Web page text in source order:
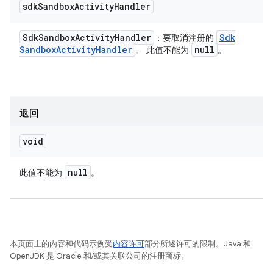
sdkSandboxActivityHandler
SdkSandboxActivityHandler ：要取消注册的 Sdk
SandboxActivityHandler 。 此值不能为 null 。
返回
void
此值不能为 null 。
本页面上的内容和代码示例受内容许可部分所述许可的限制。Java 和
OpenJDK 是 Oracle 和/或其关联公司的注册商标。